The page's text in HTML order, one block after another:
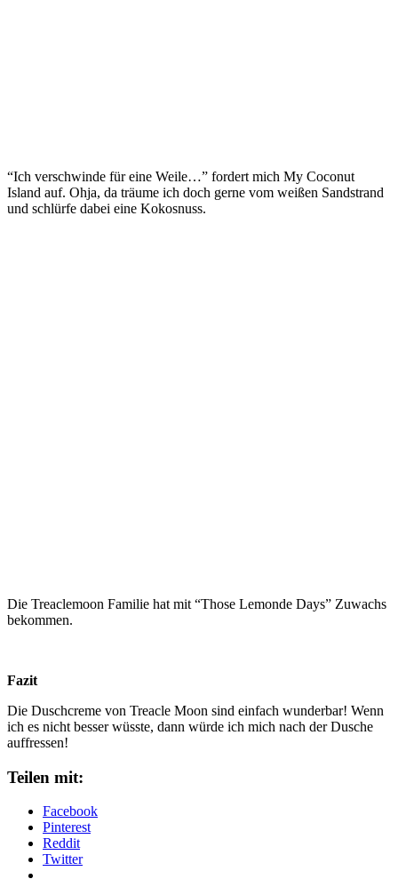
“Ich verschwinde für eine Weile…” fordert mich My Coconut
Island auf. Ohja, da träume ich doch gerne vom weißen Sandstrand
und schlürfe dabei eine Kokosnuss.
Die Treaclemoon Familie hat mit “Those Lemonde Days” Zuwachs
bekommen.
Fazit
Die Duschcreme von Treacle Moon sind einfach wunderbar! Wenn
ich es nicht besser wüsste, dann würde ich mich nach der Dusche
auffressen!
Teilen mit:
Facebook
Pinterest
Reddit
Twitter